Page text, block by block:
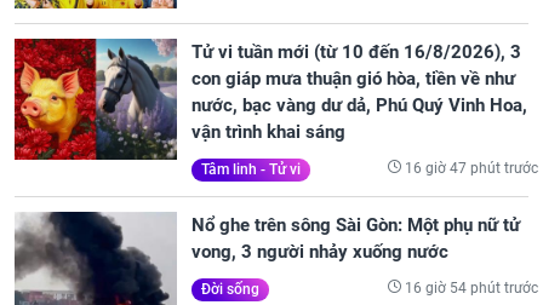
Tử vi tuần mới (từ 10 đến 16/8/2026), 3
con giáp mưa thuận gió hòa, tiền về như
nước, bạc vàng dư dả, Phú Quý Vinh Hoa,
vận trình khai sáng
Tâm linh - Tử vi 16 giờ 47 phút trước
Nổ ghe trên sông Sài Gòn: Một phụ nữ tử
vong, 3 người nhảy xuống nước
Đời sống 16 giờ 54 phút trước